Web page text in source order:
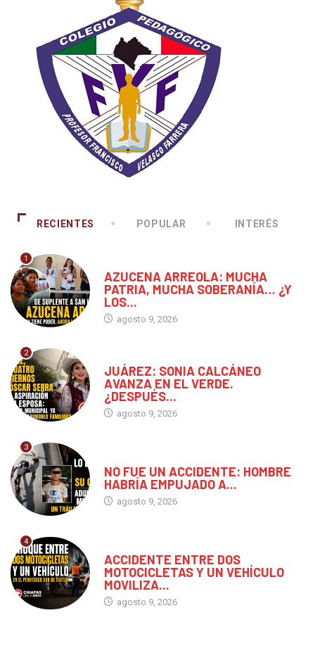
RECIENTES POPULAR INTERÉS
1
AZUCENA ARREOLA: MUCHA
PATRIA, MUCHA SOBERANÍA… ¿Y
LOS...
agosto 9, 2026
2
JUÁREZ: SONIA CALCÁNEO
AVANZA EN EL VERDE.
¿DESPUÉS...
agosto 9, 2026
3
NO FUE UN ACCIDENTE: HOMBRE
HABRÍA EMPUJADO A...
agosto 9, 2026
4
ACCIDENTE ENTRE DOS
MOTOCICLETAS Y UN VEHÍCULO
MOVILIZA...
agosto 9, 2026